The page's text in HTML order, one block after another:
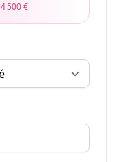
4 500 €